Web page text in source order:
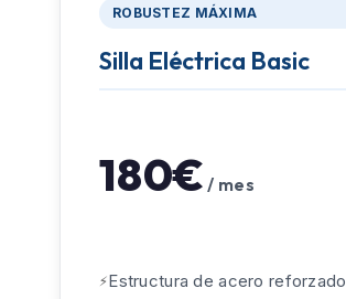
ROBUSTEZ MÁXIMA
Silla Eléctrica Basic
180€ / mes
Estructura de acero reforzado